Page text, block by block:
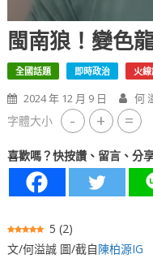
閩南狼！變色
全國話題 即時政治 火
2024 年 12 月 9 日 何
字體大小 - + =
喜歡嗎？快按讚、留言、分
5 (2)
文/何溢誠 圖/截自陳柏源IG